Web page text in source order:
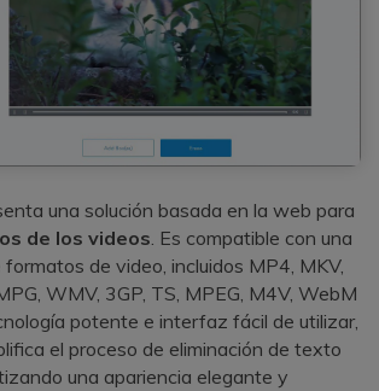
una solución basada en la web para
de los videos. Es compatible con una
de video, incluidos MP4, MKV,
WMV, 3GP, TS, MPEG, M4V, WebM
potente e interfaz fácil de utilizar,
el proceso de eliminación de texto
una apariencia elegante y